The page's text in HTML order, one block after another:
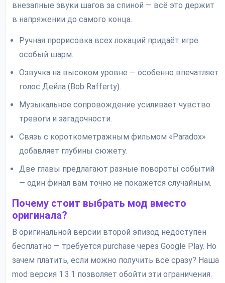
внезапные звуки шагов за спиной — всё это держит
в напряжении до самого конца.
Ручная прорисовка всех локаций придаёт игре
особый шарм.
Озвучка на высоком уровне — особенно впечатляет
голос Дейла (Bob Rafferty).
Музыкальное сопровождение усиливает чувство
тревоги и загадочности.
Связь с короткометражным фильмом «Paradox»
добавляет глубины сюжету.
Две главы предлагают разные повороты событий
— один финал вам точно не покажется случайным.
Почему стоит выбрать мод вместо
оригинала?
В оригинальной версии второй эпизод недоступен
бесплатно — требуется purchase через Google Play. Но
зачем платить, если можно получить всё сразу? Наша
mod версия 1.3.1 позволяет обойти эти ограничения.